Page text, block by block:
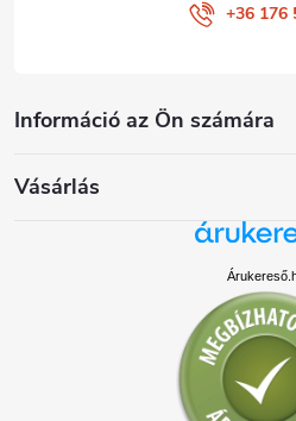
Információ az Ön számára
Vásárlás
+36 176